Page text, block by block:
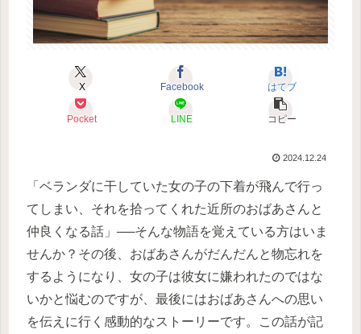
X Facebook はてブ
Pocket LINE コピー
2024.12.24
「ベランダに干していた女の子の下着が飛んで行っ
てしまい、それを拾ってくれた近所のおばあさんと
仲良くなる話」──そんな物語を覚えている方はいま
せんか？その後、おばあさんがだんだんと物忘れを
するようになり、女の子は彼女に嫌われたのではな
いかと悩むのですが、最後にはおばあさんへの思い
を伝えに行く感動的なストーリーです。この話が記